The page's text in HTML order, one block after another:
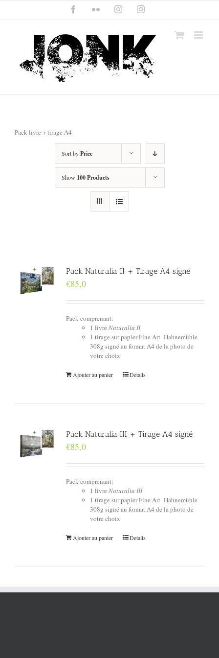
content
FacebookFlickr InstagramInstagram
Pack livre + tirage A4
Sort byPrice
Show 100 Products
Pack Naturalia II + Tirage A4 signé
€85,0
Pack comprenant:
1 livre Naturalia II
1 tirage sur papier Fine Art Hahnemühle
308g signé au format A4 de la photo de
votre choix
Ajouter au panier Details
Pack Naturalia III + Tirage A4 signé
€85,0
Pack comprenant:
1 livre Naturalia III
1 tirage sur papier Fine Art Hahnemühle
308g signé au format A4 de la photo de
votre choix
Ajouter au panier Details